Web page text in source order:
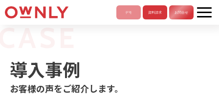
導入事例
お客様の声をご紹介します。